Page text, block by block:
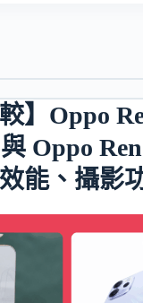
】Oppo
Oppo
能、攝影